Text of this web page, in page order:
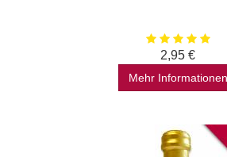
2,95 €
Mehr Informationen